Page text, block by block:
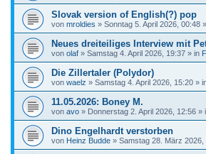
Slovak version of English(?) pop
von mroldies » Sonntag 5. April 2026, 00:48
Neues dreiteiliges Interview mit
von olaf » Samstag 4. April 2026, 19:37 » in
Die Zillertaler (Polydor)
von waelz » Samstag 4. April 2026, 15:20 »
11.05.2026: Boney M.
von avo » Donnerstag 2. April 2026, 12:56 »
Dino Engelhardt verstorben
von Heinz Budde » Samstag 28. März 2026,